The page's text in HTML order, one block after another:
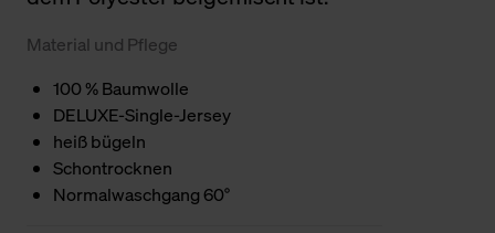
Material und Pflege
100 % Baumwolle
DELUXE-Single-Jersey
heiß bügeln
Schontrocknen
Normalwaschgang 60°